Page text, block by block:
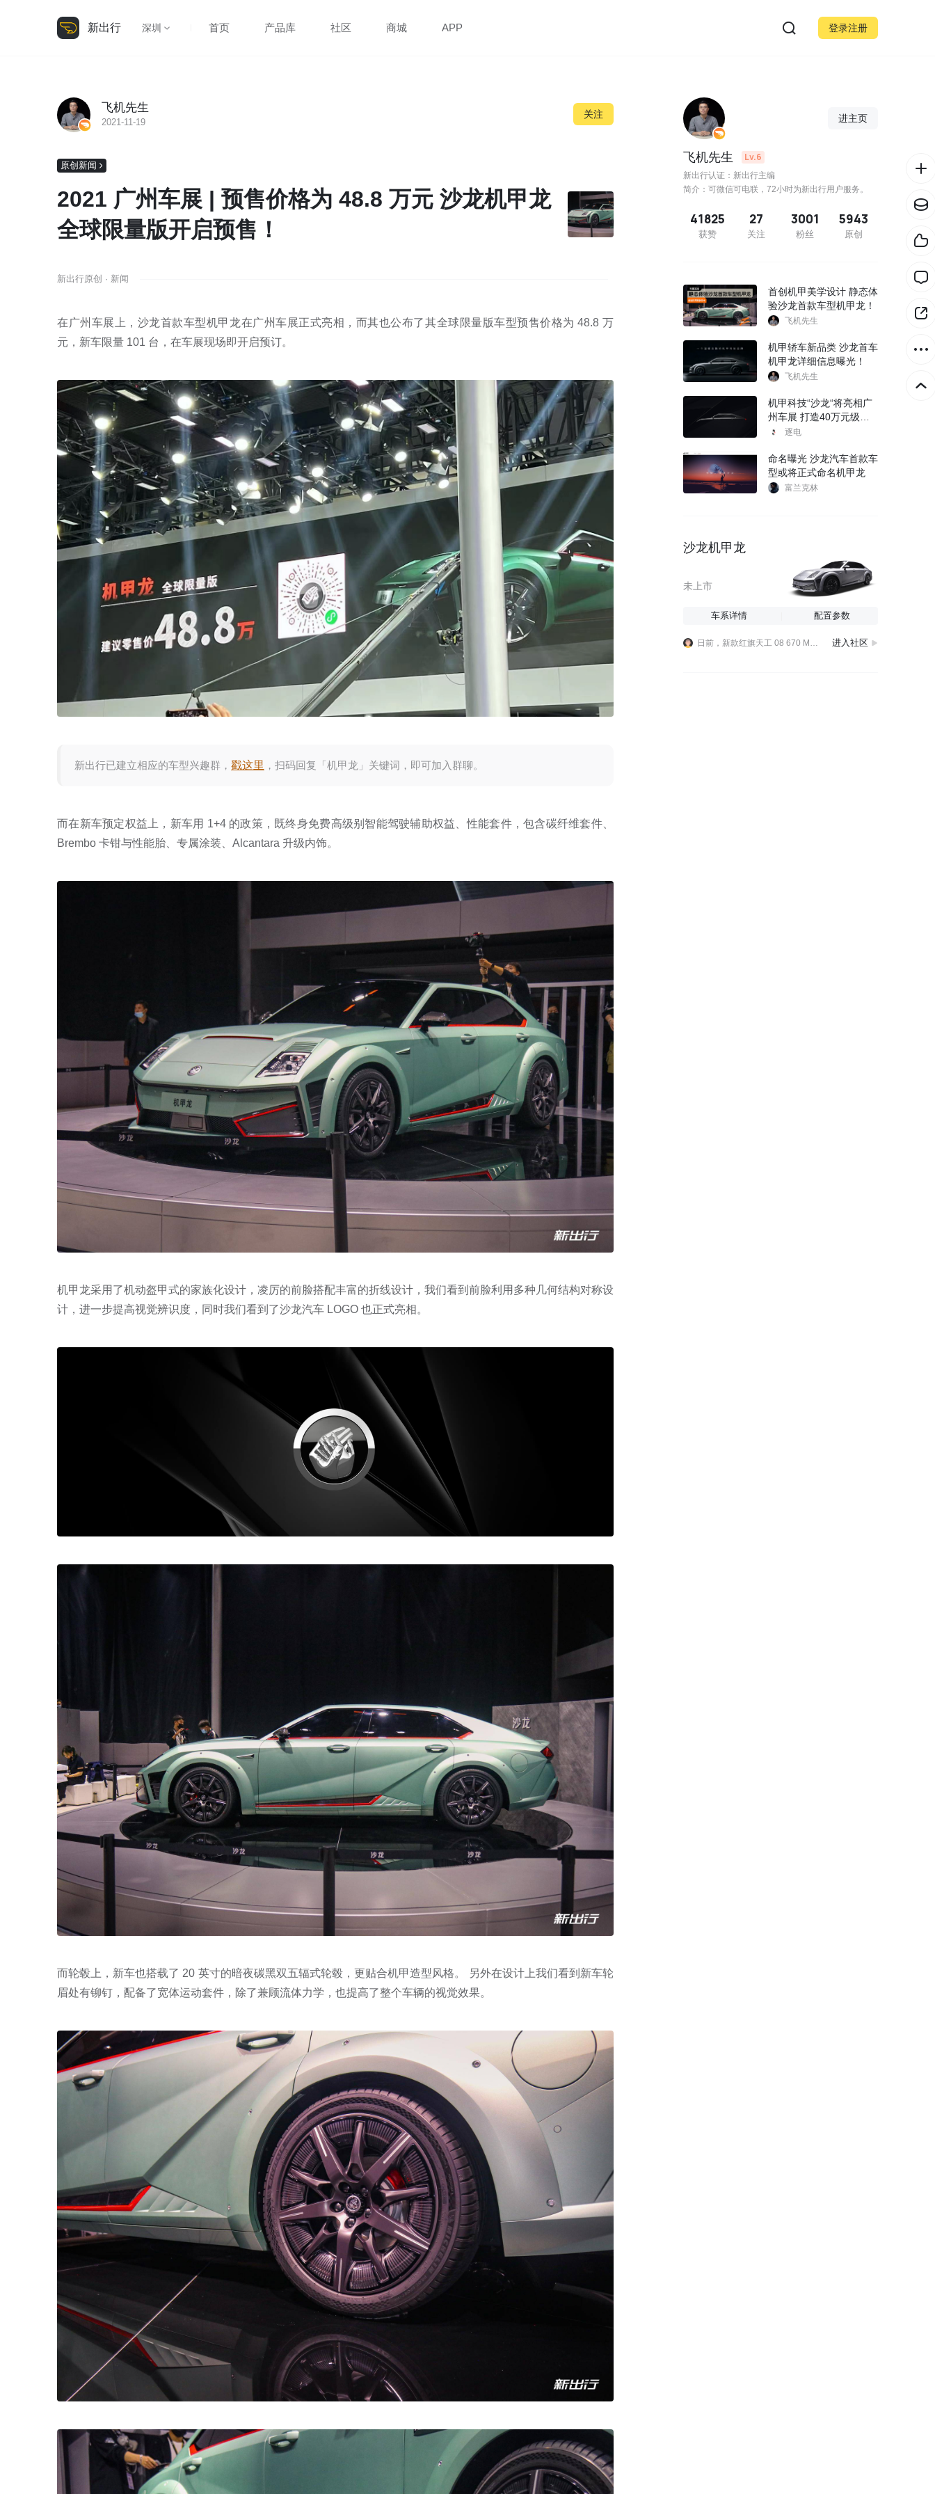
新出行 深圳 首页 产品库 社区 商城 APP 登录注册
飞机先生
2021-11-19
关注
原创新闻
2021 广州车展 | 预售价格为 48.8 万元 沙龙机甲龙
全球限量版开启预售！
新出行原创 · 新闻
在广州车展上，沙龙首款车型机甲龙在广州车展正式亮相，而其也公布了其全球限量版车型预售价格为 48.8 万
元，新车限量 101 台，在车展现场即开启预订。
新出行已建立相应的车型兴趣群， 戳这里 ，扫码回复「机甲龙」关键词，即可加入群聊。
而在新车预定权益上，新车用 1+4 的政策，既终身免费高级别智能驾驶辅助权益、性能套件，包含碳纤维套件、
Brembo 卡钳与性能胎、专属涂装、Alcantara 升级内饰。
机甲龙采用了机动盔甲式的家族化设计，凌厉的前脸搭配丰富的折线设计，我们看到前脸利用多种几何结构对称设
计，进一步提高视觉辨识度，同时我们看到了沙龙汽车 LOGO 也正式亮相。
而轮毂上，新车也搭载了 20 英寸的暗夜碳黑双五辐式轮毂，更贴合机甲造型风格。 另外在设计上我们看到新车轮
眉处有铆钉，配备了宽体运动套件，除了兼顾流体力学，也提高了整个车辆的视觉效果。
进主页
飞机先生 Lv.6
新出行认证：新出行主编
简介：可微信可电联，72小时为新出行用户服务。
41825
获赞
27
关注
3001
粉丝
5943
原创
首创机甲美学设计 静态体
验沙龙首款车型机甲龙！
飞机先生
机甲轿车新品类 沙龙首车
机甲龙详细信息曝光！
飞机先生
机甲科技“沙龙“将亮相广
州车展 打造40万元级豪
华纯电品牌
逐电
命名曝光 沙龙汽车首款车
型或将正式命名机甲龙
富兰克林
沙龙机甲龙
未上市
车系详情 配置参数
进入社区